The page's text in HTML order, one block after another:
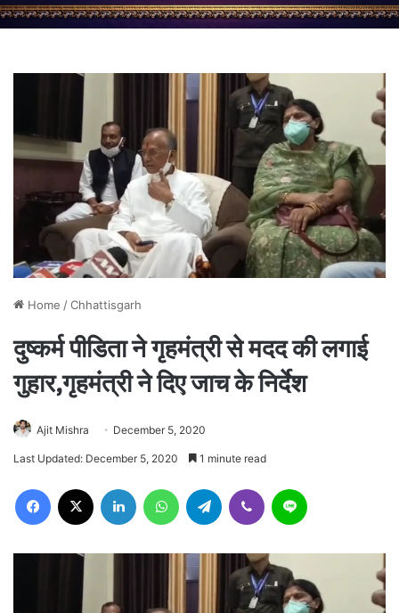
Home /Chhattisgarh
दुष्कर्म पीडिता ने गृहमंत्री से मदद की लगाई
गुहार,गृहमंत्री ने दिए जाच के निर्देश
Ajit Mishra December 5, 2020
Last Updated: December 5, 2020 1 minute read
Facebook LinkedIn WhatsAppTelegram Viber